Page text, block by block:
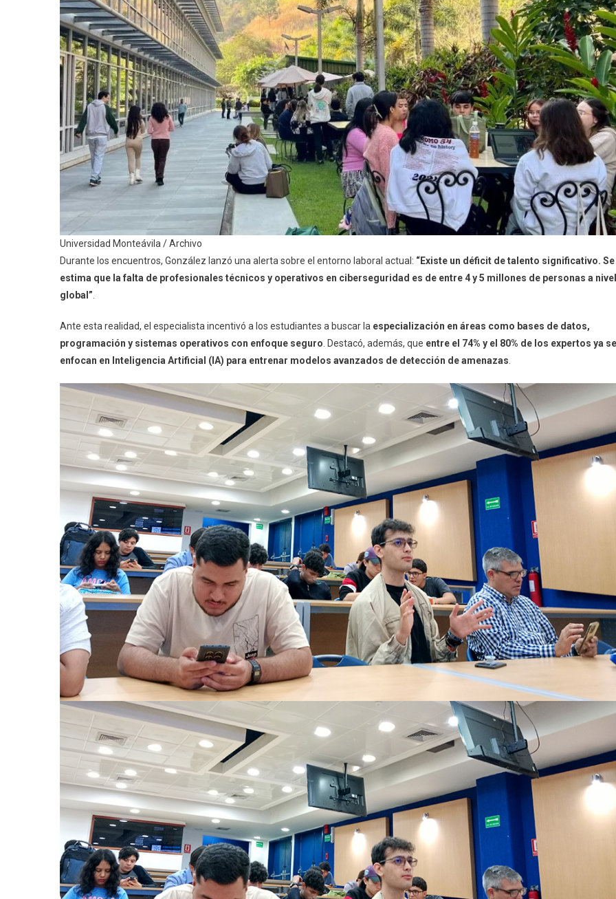
Universidad Monteávila / Archivo
Durante los encuentros, González lanzó una alerta sobre el entorno laboral actual: “Existe un déficit de talento significativo. Se
estima que la falta de profesionales técnicos y operativos en ciberseguridad es de entre 4 y 5 millones de personas a nivel
global”
Ante esta realidad, el especialista incentivó a los estudiantes a buscar la especialización en áreas como bases de datos,
programación y sistemas operativos con enfoque seguro . Destacó, además, que entre el 74% y el 80% de los expertos ya se
enfocan en Inteligencia Artificial (IA) para entrenar modelos avanzados de detección de amenazas